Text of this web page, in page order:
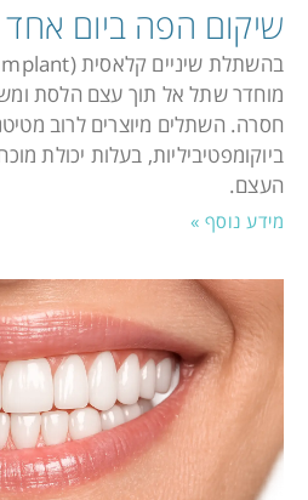
שיקום הפה ביום אחד
מוחדר שתל אל תוך עצם הלסת
חסרה. השתלים מיוצרים לרוב
ביוקומפטיביליות, בעלות יכולת
העצם.
מידע נוסף »